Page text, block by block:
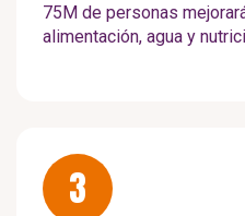
75M de personas
alimentación, agua y
3